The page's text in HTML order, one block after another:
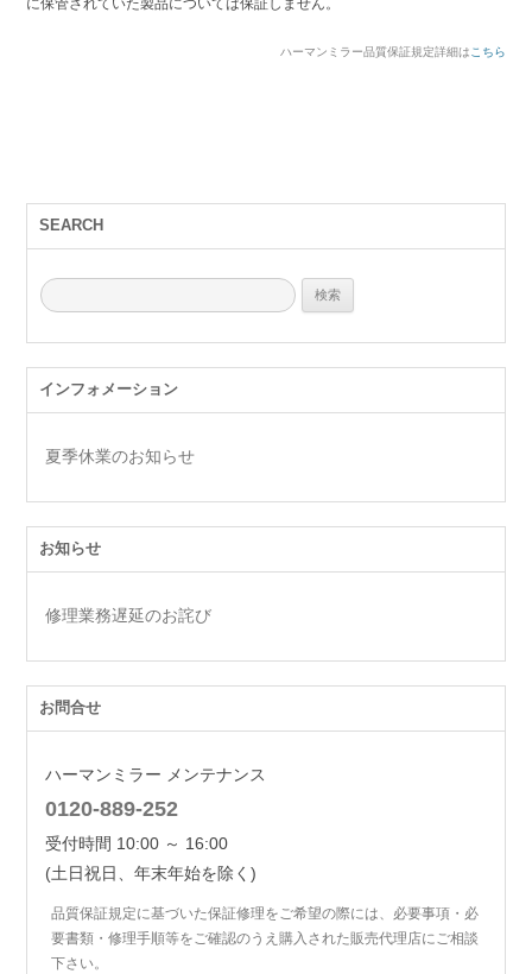
に保管されていた製品については保証しません。
ハーマンミラー品質保証規定詳細は こちら
SEARCH
検
インフォメーション
夏季休業のお知らせ
お知らせ
修理業務遅延のお詫び
お問合せ
ハーマンミラー メンテナンス
0120-889-252
受付時間 10:00 ～ 16:00
(土日祝日、年末年始を除く)
品質保証規定に基づいた保証修理をご希望の際には、必要事項・必
要書類・修理手順等をご確認のうえ購入された販売代理店にご相談
下さい。